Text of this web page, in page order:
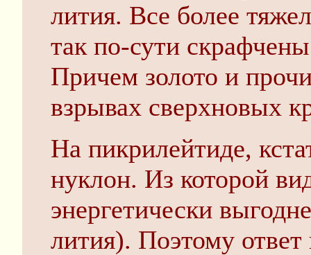
лития. Все более
так по-сути
Причем золото и
взрывах сверхновых
На пикрилейтиде,
нуклон. Из которой
энергетически
лития). Поэтому